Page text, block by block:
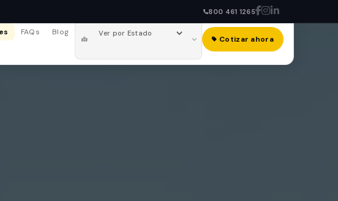
800 461 1265
FAQs Blog
Cotizar ahora